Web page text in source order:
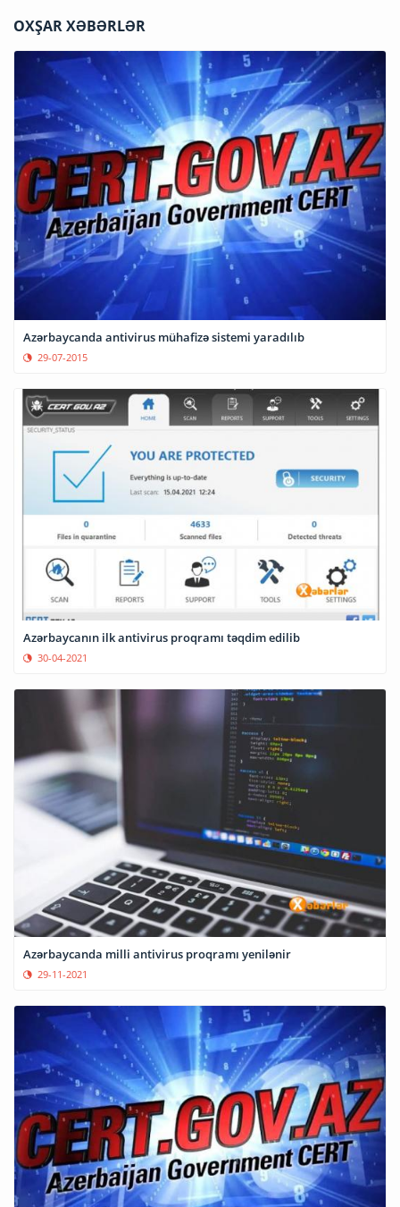
OXŞAR XƏBƏRLƏR
Azərbaycanda antivirus mühafizə sistemi yaradılıb
29-07-2015
Azərbaycanın ilk antivirus proqramı təqdim edilib
30-04-2021
Azərbaycanda milli antivirus proqramı yenilənir
29-11-2021